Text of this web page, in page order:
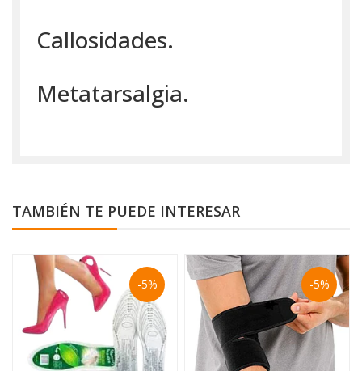
Callosidades.
Metatarsalgia.
TAMBIÉN TE PUEDE INTERESAR
-5% -5%